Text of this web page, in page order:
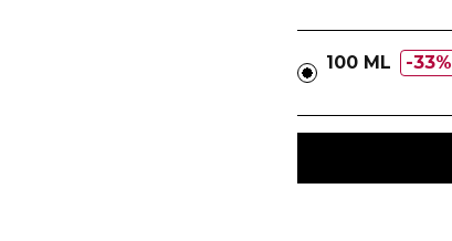
100 ML 33%